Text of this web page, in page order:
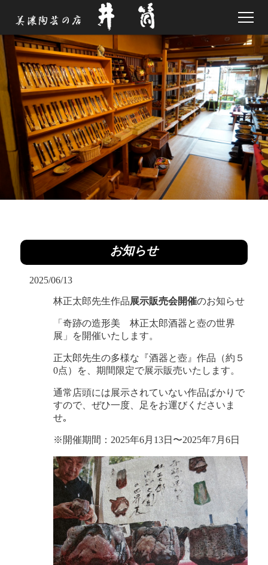
林正太郎作品
店舗案内
お問い合わせ
お知らせ
2025/06/13
林正太郎先生作品展示販売会開催のお知らせ
「奇跡の造形美 林正太郎酒器と壺の世界
展」を開催いたします。
正太郎先生の多様な『酒器と壺』作品（約５
0点）を、期間限定で展示販売いたします。
通常店頭には展示されていない作品ばかりで
すので、ぜひ一度、足をお運びくださいま
せ｡
※開催期間：2025年6月13日〜2025年7月6日